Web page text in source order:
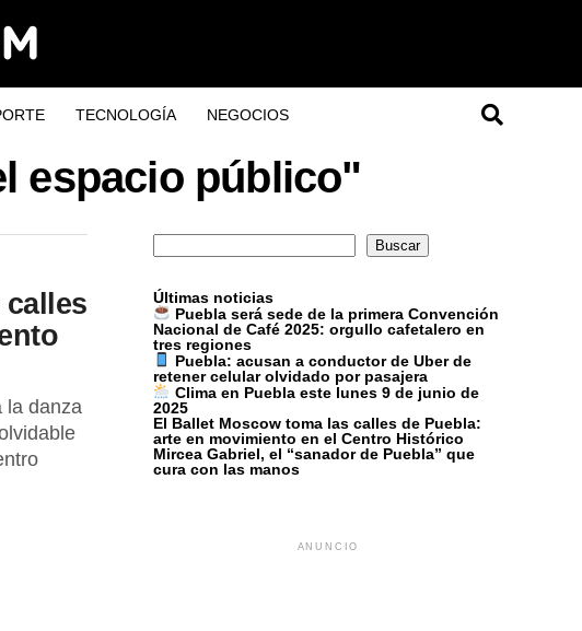
TECNOLOGÍA NEGOCIOS
espacio público"
calles
la danza
Buscar Buscar
Últimas noticias
Puebla será sede de la primera Convención
Nacional de Café 2025: orgullo cafetalero en
tres regiones
Puebla: acusan a conductor de Uber de
retener celular olvidado por pasajera
Clima en Puebla este lunes 9 de junio de
2025
El Ballet Moscow toma las calles de Puebla:
arte en movimiento en el Centro Histórico
Mircea Gabriel, el “sanador de Puebla” que
cura con las manos
ANUNCIO